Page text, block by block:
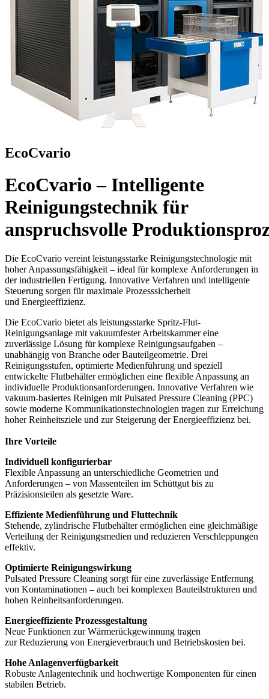
EcoCvario
EcoCvario – Intelligente
Reinigungstechnik für
anspruchsvolle
Die EcoCvario vereint leistungsstarke Reinigungstechnologie mit
hoher Anpassungsfähigkeit – ideal für komplexe Anforderungen in
der industriellen Fertigung. Innovative Verfahren und intelligente
Steuerung sorgen für maximale Prozesssicherheit
und Energieeffizienz.
Die EcoCvario bietet als leistungsstarke Spritz-Flut-
Reinigungsanlage mit vakuumfester Arbeitskammer eine
zuverlässige Lösung für komplexe Reinigungsaufgaben –
unabhängig von Branche oder Bauteilgeometrie. Drei
Reinigungsstufen, optimierte Medienführung und speziell
entwickelte Flutbehälter ermöglichen eine flexible Anpassung an
individuelle Produktionsanforderungen. Innovative Verfahren wie
vakuum-basiertes Reinigen mit Pulsated Pressure Cleaning (PPC)
sowie moderne Kommunikationstechnologien tragen zur Erreichung
hoher Reinheitsziele und zur Steigerung der Energieeffizienz bei.
Ihre Vorteile
Individuell konfigurierbar
Flexible Anpassung an unterschiedliche Geometrien und
Anforderungen – von Massenteilen im Schüttgut bis zu
Präzisionsteilen als gesetzte Ware.
Effiziente Medienführung und Fluttechnik
Stehende, zylindrische Flutbehälter ermöglichen eine gleichmäßige
Verteilung der Reinigungsmedien und reduzieren Verschleppungen
effektiv.
Optimierte Reinigungswirkung
Pulsated Pressure Cleaning sorgt für eine zuverlässige Entfernung
von Kontaminationen – auch bei komplexen Bauteilstrukturen und
hohen Reinheitsanforderungen.
Energieeffiziente Prozessgestaltung
Neue Funktionen zur Wärmerückgewinnung tragen
zur Reduzierung von Energieverbrauch und Betriebskosten bei.
Hohe Anlagenverfügbarkeit
Robuste Anlagentechnik und hochwertige Komponenten für einen
stabilen Betrieb.